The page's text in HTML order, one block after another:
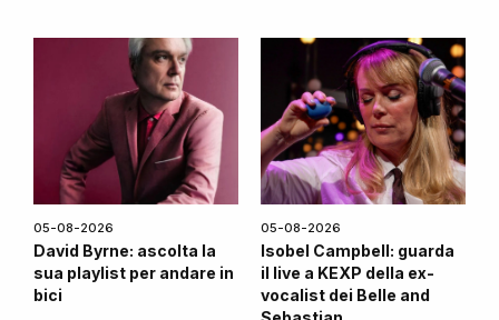
05-08-2026
David Byrne: ascolta la
sua playlist per andare in
bici
05-08-2026
Isobel Campbell: guarda
il live a KEXP della ex-
vocalist dei Belle and